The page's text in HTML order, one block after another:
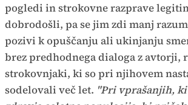
pogledi in strokovne razprave
dobrodošli, pa se jim zdi manj
pozivi k opuščanju ali ukinjanju
brez predhodnega dialoga z avtorji,
strokovnjaki, ki so pri njihovem
sodelovali več let. "Pri vprašanjih, ki